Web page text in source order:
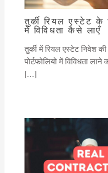
तुर्की रियल एस्टेट के
में विविधता कैसे लाएँ
तुर्की में रियल एस्टेट निवेश
पोर्टफोलियो में विविधता
[…]